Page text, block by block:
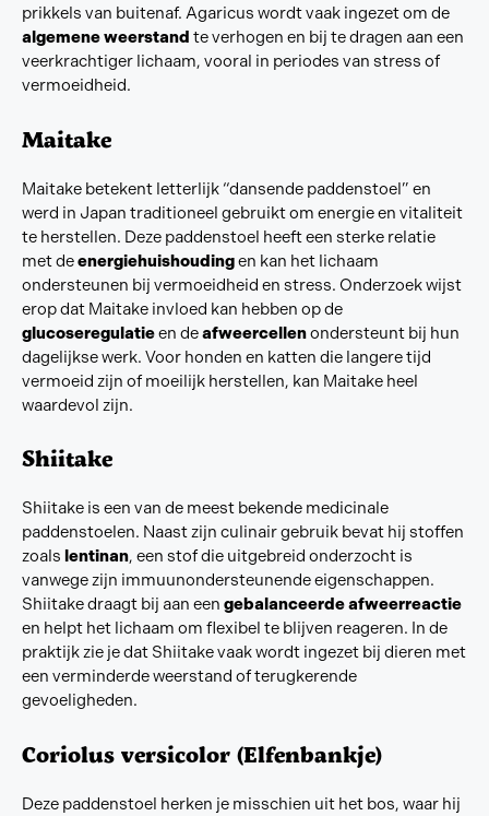
prikkels van buitenaf. Agaricus wordt vaak ingezet om de
algemene weerstand te verhogen en bij te dragen aan een
veerkrachtiger lichaam, vooral in periodes van stress of
vermoeidheid.
Maitake
Maitake betekent letterlijk “dansende paddenstoel” en
werd in Japan traditioneel gebruikt om energie en vitaliteit
te herstellen. Deze paddenstoel heeft een sterke relatie
met deenergiehuishoudingen kan het lichaam
ondersteunen bij vermoeidheid en stress. Onderzoek wijst
erop dat Maitake invloed kan hebben op de
glucoseregulatieen deafweercellenondersteunt bij hun
dagelijkse werk. Voor honden en katten die langere tijd
vermoeid zijn of moeilijk herstellen, kan Maitake heel
waardevol zijn.
Shiitake
Shiitake is een van de meest bekende medicinale
paddenstoelen. Naast zijn culinair gebruik bevat hij stoffen
zoals lentinan, een stof die uitgebreid onderzocht is
vanwege zijn immuunondersteunende eigenschappen.
Shiitake draagt bij aan een gebalanceerde afweerreactie
en helpt het lichaam om flexibel te blijven reageren. In de
praktijk zie je dat Shiitake vaak wordt ingezet bij dieren met
een verminderde weerstand of terugkerende
gevoeligheden.
Coriolus versicolor (Elfenbankje)
Deze paddenstoel herken je misschien uit het bos, waar hij